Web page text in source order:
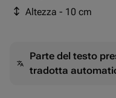
Altezza - 10 cm
Parte del testo
tradotta